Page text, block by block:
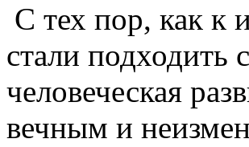
С тех пор, как к
стали подходить
человеческая
вечным и